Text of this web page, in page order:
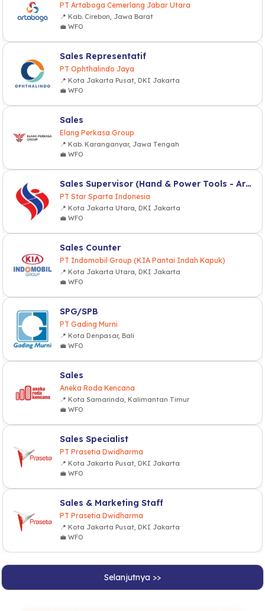
PT Artaboga Cemerlang Jabar Utara
📍 Kab. Cirebon, Jawa Barat
💼 WFO
Sales Representatif
PT Ophthalindo Jaya
📍 Kota Jakarta Pusat, DKI Jakarta
💼 WFO
Sales
Elang Perkasa Group
📍 Kab. Karanganyar, Jawa Tengah
💼 WFO
Sales Supervisor (Hand & Power Tools - Area Jabodetabek)
PT Star Sparta Indonesia
📍 Kota Jakarta Utara, DKI Jakarta
💼 WFO
Sales Counter
PT Indomobil Group (KIA Pantai Indah Kapuk)
📍 Kota Jakarta Utara, DKI Jakarta
💼 WFO
SPG/SPB
PT Gading Murni
📍 Kota Denpasar, Bali
💼 WFO
Sales
Aneka Roda Kencana
📍 Kota Samarinda, Kalimantan Timur
💼 WFO
Sales Specialist
PT Prasetia Dwidharma
📍 Kota Jakarta Pusat, DKI Jakarta
💼 WFO
Sales & Marketing Staff
PT Prasetia Dwidharma
📍 Kota Jakarta Pusat, DKI Jakarta
💼 WFO
Selanjutnya >>